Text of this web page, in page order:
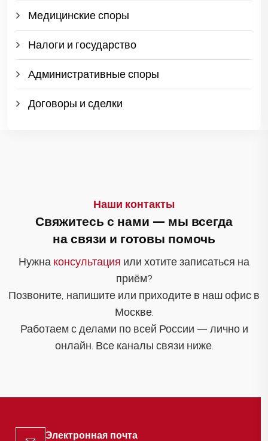
Медицинские споры
Налоги и государство
Административные споры
Договоры и сделки
Наши контакты
Свяжитесь с нами — мы всегда
на связи и готовы помочь
Нужна консультация или хотите записаться на
приём?
Позвоните, напишите или приходите в наш офис в
Москве.
Работаем с делами по всей России — лично и
онлайн. Все каналы связи ниже.
Электронная почта